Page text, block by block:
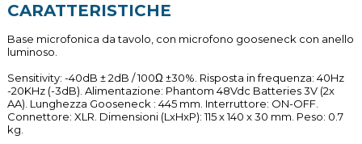
CARATTERISTICHE
Base microfonica da tavolo, con microfono gooseneck con anello
luminoso.
Sensitivity: -40dB ± 2dB / 100Ω ±30%. Risposta in frequenza: 40Hz
-20KHz (-3dB). Alimentazione: Phantom 48Vdc Batteries 3V (2x
AA). Lunghezza Gooseneck : 445 mm. Interruttore: ON-OFF.
Connettore: XLR. Dimensioni (LxHxP): 115 x 140 x 30 mm. Peso: 0.7
kg.